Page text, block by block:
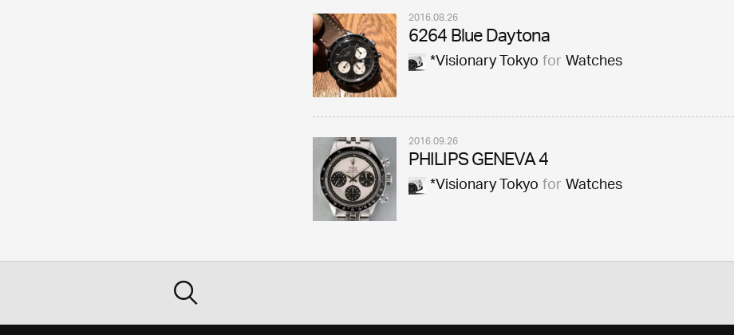
2016.08.26
6264 Blue Daytona
*Visionary TokyoforWatches
2016.09.26
PHILIPS GENEVA 4
*Visionary TokyoforWatches